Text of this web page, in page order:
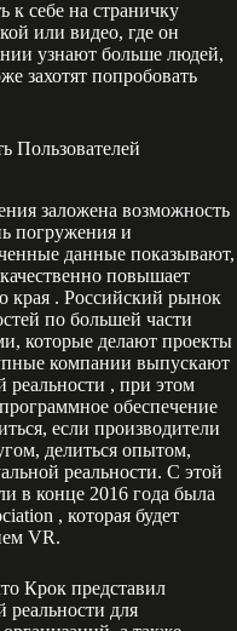
к себе на страничку
или видео, где он
узнают больше людей,
захотят попробовать
Пользователей
заложена возможность
погружения и
данные показывают,
повышает
края . Российский рынок
по большей части
которые делают проекты
компании выпускают
реальности , при этом
обеспечение
если производители
делиться опытом,
реальности. С этой
в конце 2016 года была
, которая будет
VR.
Крок представил
реальности для